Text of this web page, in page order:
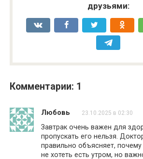
друзьями:
Комментарии: 1
Любовь 23.10.2025 в 02:30
Завтрак очень важен для
пропускать его нельзя.
правильно объясняет,
не хотеть есть утром, но